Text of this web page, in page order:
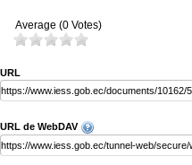
Average (0 Votes)
URL
URL de WebDAV